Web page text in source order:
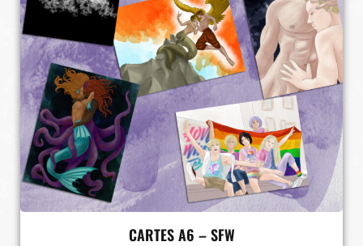
CARTES A6 – SFW